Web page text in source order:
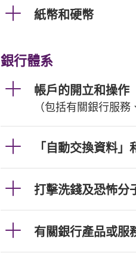
紙幣和硬幣
銀行體系
帳戶的開立和操作
（包括有關銀行服
「自動交換資料」
打擊洗錢及恐怖分
有關銀行產品或服